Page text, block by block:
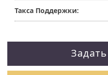
Такса Поддержки: